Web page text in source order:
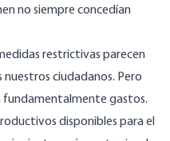
no siempre concedían
restrictivas parecen
ciudadanos. Pero
fundamentalmente gastos.
disponibles para el